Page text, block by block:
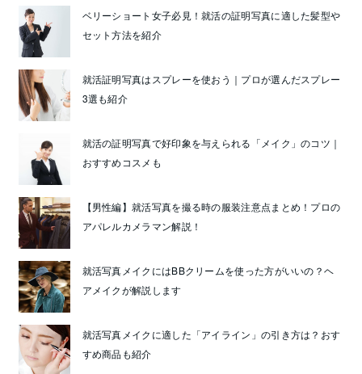
ベリーショート女子必見！就活の証明写真に適した髪型や
セット方法を紹介
就活証明写真はスプレーを使おう｜プロが選んだスプレー
3選も紹介
就活の証明写真で好印象を与えられる「メイク」のコツ｜
おすすめコスメも
【男性編】就活写真を撮る時の服装注意点まとめ！プロの
アパレルカメラマン解説！
就活写真メイクにはBBクリームを使った方がいいの？ヘ
アメイクが解説します
就活写真メイクに適した「アイライン」の引き方は？おす
すめ商品も紹介